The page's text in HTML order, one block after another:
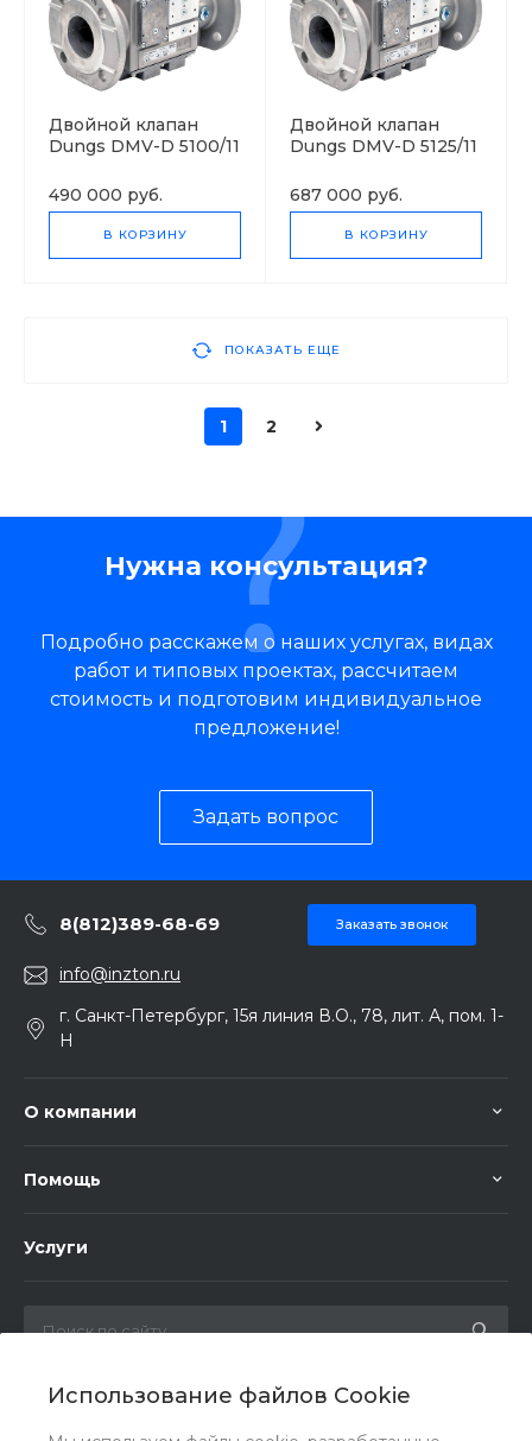
Использование файлов Cookie
Двойной клапан
Dungs DMV-D 5100/11
490 000 руб.
В КОРЗИНУ
Двойной клапан
Dungs DMV-D 5125/11
687 000 руб.
В КОРЗИНУ
ПОКАЗАТЬ ЕЩЕ
1 2
Нужна консультация?
Подробно расскажем о наших услугах, видах
работ и типовых проектах, рассчитаем
стоимость и подготовим индивидуальное
предложение!
Задать вопрос
8(812)389-68-69 Заказать звонок
info@inzton.ru
г. Санкт-Петербург, 15я линия В.О., 78, лит. А, пом. 1-
Н
О компании
Помощь
Услуги